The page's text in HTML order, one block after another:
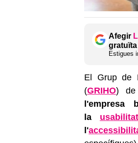
Afegir
gratuïta
Estigues
El Grup de
(GRIHO) de
l'empresa
la usabilitat
l'